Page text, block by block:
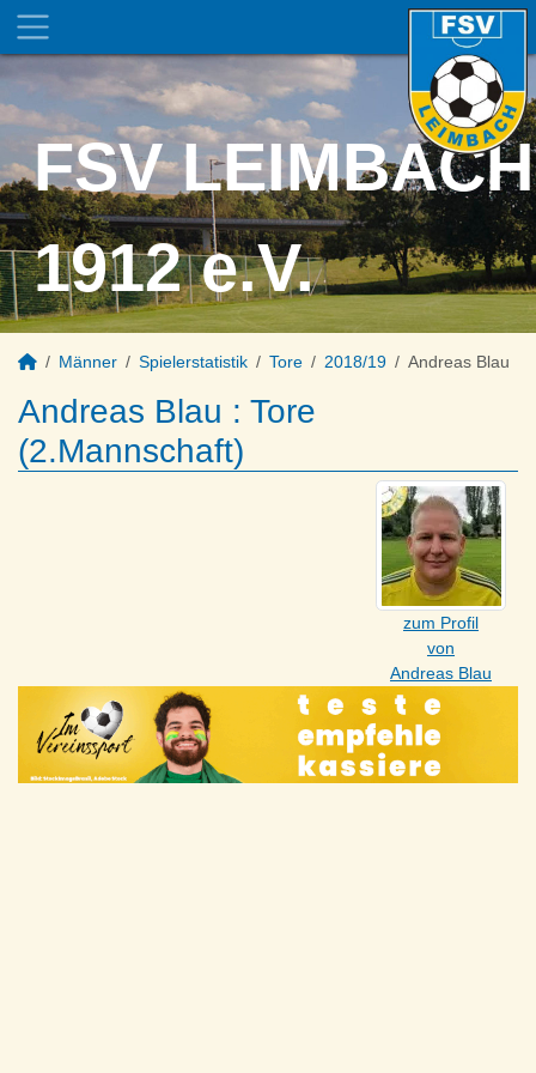
FSV LEIMBACH
1912 e.V.
Männer Spielerstatistik Tore 2018/19 Andreas Blau
Andreas Blau : Tore
(2.Mannschaft)
zum Profil
von
Andreas Blau